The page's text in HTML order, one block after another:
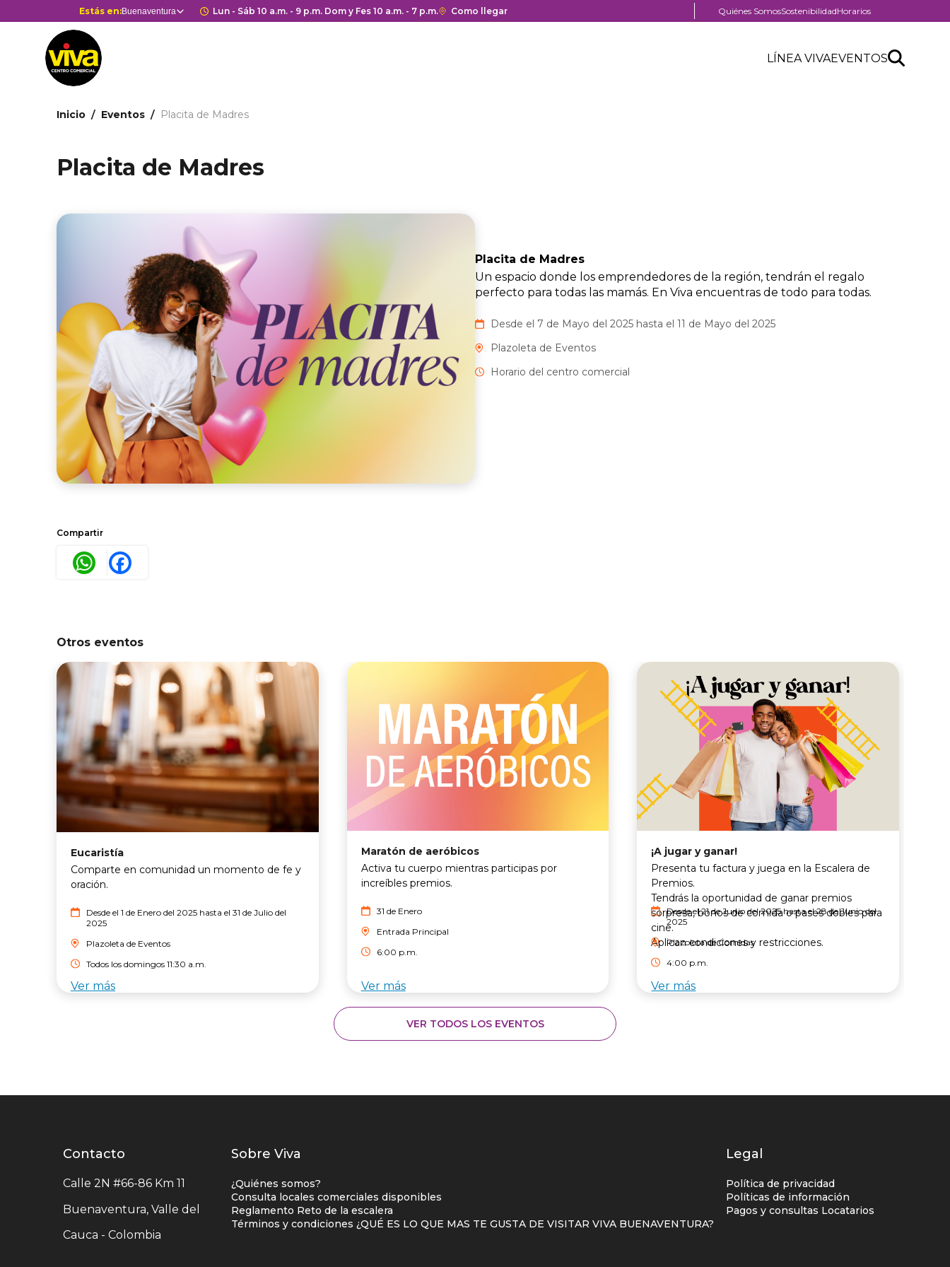
al
contenido
principal
Selector
de
centros
comerciales
Estás en:Estás en
Buenaventura Horario de apertura y cierre del centro comercial.
Lun - Sáb 10 a.m. - 9 p.m. Dom y Fes 10 a.m. - 7 p.m.Enlace
Como llegar
Menú
Quiénes SomosSostenibilidadHorarios
Header
Menú
LÍNEA VIVAEVENTOSSearch
Buscar
Ruta
de
Inicio Eventos Placita de Madres
Placita de Madres
Placita de Madres
Un espacio donde los emprendedores de la región, tendrán el regalo
perfecto para todas las mamás. En Viva encuentras de todo para todas.
Desde el 7 de Mayo del 2025 hasta el 11 de Mayo del 2025
Plazoleta de Eventos
Horario del centro comercial
Compartir
WhatsApp
Otros eventos
Eucaristía
Comparte en comunidad un momento de fe y
oración.
Desde el 1 de Enero del 2025 hasta el 31 de Julio del
2025
Plazoleta de Eventos
Todos los domingos 11:30 a.m.
Ver más
Maratón de aeróbicos
Activa tu cuerpo mientras participas por
increíbles premios.
31 de Enero
Entrada Principal
6:00 p.m.
Ver más
¡A jugar y ganar!
Presenta tu factura y juega en la Escalera de
Premios.
Tendrás la oportunidad de ganar premios
sorpresa, bonos de comida o pases dobles para
cine.
Aplican condiciones y restricciones.
Desde el 21 de Junio del 2025 hasta el 28 de Junio del
2025
Plazoleta de Comidas
4:00 p.m.
Ver más
VER TODOS LOS EVENTOS
Contacto
centro
Contacto
Calle 2N #66-86 Km 11
Buenaventura, Valle del
Cauca - Colombia
Listados
enlaces
centro
comercial
Sobre Viva
¿Quiénes somos?
Consulta locales comerciales disponibles
Reglamento Reto de la escalera
Términos y condiciones ¿QUÉ ES LO QUE MAS TE GUSTA DE VISITAR VIVA BUENAVENTURA?
Legal
Política de privacidad
Políticas de información
Pagos y consultas Locatarios